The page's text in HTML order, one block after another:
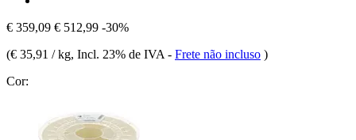
€ 359,09 € 512,99 -30%
(€ 35,91 / kg, Incl. 23% de IVA - Frete não incluso )
Cor: